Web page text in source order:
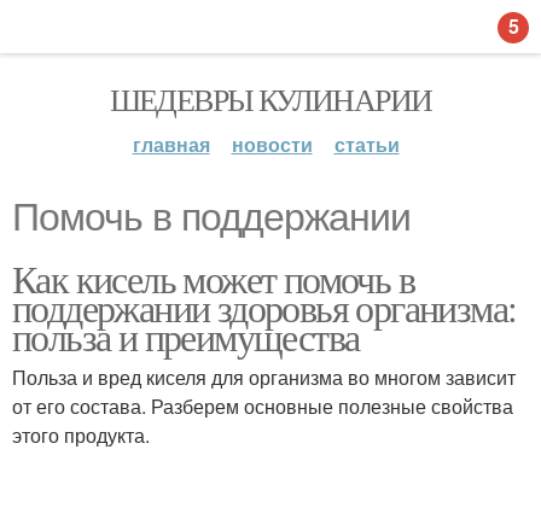
ШЕДЕВРЫ КУЛИНАРИИ
главная новости статьи
Помочь в поддержании
Как кисель может помочь в
поддержании здоровья организма:
польза и преимущества
Польза и вред киселя для организма во многом зависит
от его состава. Разберем основные полезные свойства
этого продукта.
5